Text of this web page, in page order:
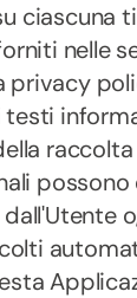
ciascuna
nelle
privacy
possono